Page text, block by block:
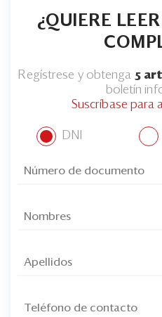
Edición Impresa
¿QUIERE
Regístrese y obtenga 5
boletín
Suscríbase para
DNI